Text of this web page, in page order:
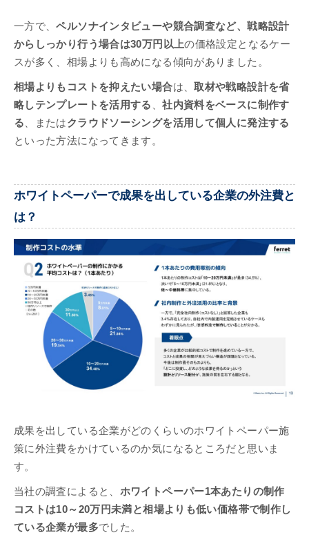
一方で、ペルソナインタビューや競合調査など、戦略設計
からしっかり行う場合は30万円以上の価格設定となるケー
スが多く、相場よりも高めになる傾向がありました。
相場よりもコストを抑えたい場合は、取材や戦略設計を省
略しテンプレートを活用する
、社内資料をベースに制作す
る 、またはクラウドソーシングを活用して個人に発注する
といった方法になってきます。
ホワイトペーパーで成果を出している企業の外注費と
は？
成果を出している企業がどのくらいのホワイトペーパー施
策に外注費をかけているのか気になるところだと思いま
す。
当社の調査によると、 ホワイトペーパー1本あたりの制作
コストは10～20万円未満と相場よりも低い価格帯で制作し
ている企業が最多でした。